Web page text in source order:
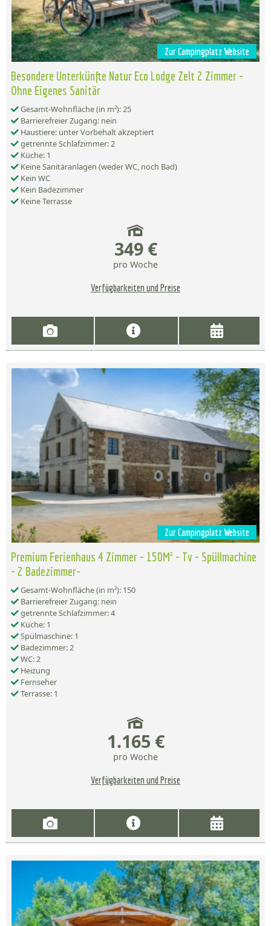
Zur Campingplatz Website
Besondere Unterkünfte Natur Eco Lodge Zelt 2 Zimmer -
Ohne Eigenes Sanitär
Gesamt-Wohnfläche (in m²): 25
Barrierefreier Zugang: nein
Haustiere: unter Vorbehalt akzeptiert
getrennte Schlafzimmer: 2
Küche: 1
Keine Sanitäranlagen (weder WC, noch Bad)
Kein WC
Kein Badezimmer
Keine Terrasse
349 €
pro Woche
Verfügbarkeiten und Preise
Zur Campingplatz Website
Premium Ferienhaus 4 Zimmer - 150M² - Tv - Spüllmachine
- 2 Badezimmer-
Gesamt-Wohnfläche (in m²): 150
Barrierefreier Zugang: nein
getrennte Schlafzimmer: 4
Küche: 1
Spülmaschine: 1
Badezimmer: 2
WC: 2
Heizung
Fernseher
Terrasse: 1
1.165 €
pro Woche
Verfügbarkeiten und Preise